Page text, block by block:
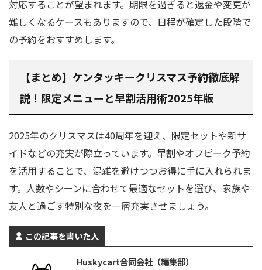
対応することが望まれます。期限を過ぎると返金や変更が
難しくなるケースもありますので、日程が確定した段階で
の予約をおすすめします。
【まとめ】ケンタッキークリスマス予約徹底解
説！限定メニューと早割活用術2025年版
2025年のクリスマスは40周年を迎え、限定セットや新サ
イドなどの充実が際立っています。早割やオフピーク予約
を活用することで、混雑を避けつつお得に手に入れられま
す。人数やシーンに合わせて最適なセットを選び、家族や
友人と過ごす特別な夜を一層充実させましょう。
この記事を書いた人
Huskycart合同会社（編集部）